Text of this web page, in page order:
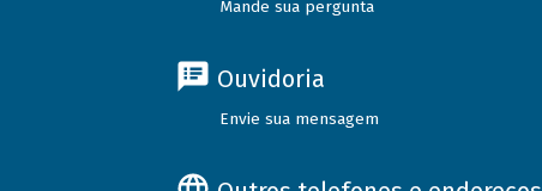
Mande sua pergunta
Ouvidoria
Envie sua mensagem